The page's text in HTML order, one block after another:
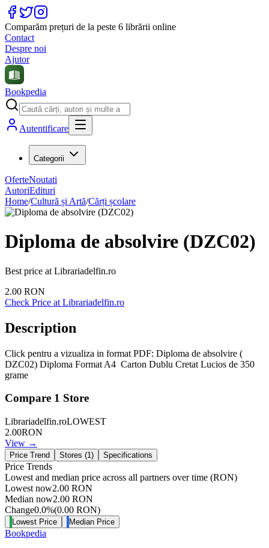
Comparăm prețuri de la peste 6 librării online
Contact
Despre noi
Ajutor
Bookpedia
Autentificare
Categorii
OferteNoutati
AutoriEdituri
Home/Cultură și Artă/Cărți școlare
Diploma de absolvire (DZC02)
Best price at Librariadelfin.ro
2.00 RON
Check Price at Librariadelfin.ro
Description
Click pentru a vizualiza in format PDF: Diploma de absolvire (
DZC02) Diploma Format A4 Carton Dublu Cretat Lucios de 350
grame
Compare 1 Store
Librariadelfin.roLOWEST
2.00RON
View →
Price Trend Stores (1) Specifications
Price Trends
Lowest and median price across all partners over time (RON)
Lowest now2.00 RON
Median now2.00 RON
Change0.0%(0.00 RON)
Lowest Price Median Price
Bookpedia